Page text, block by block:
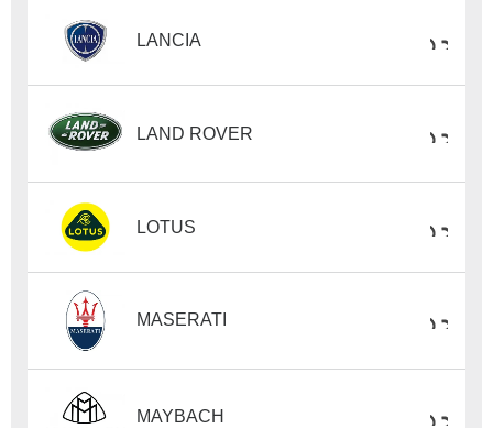
LANCIA
LAND ROVER
LOTUS
MASERATI
MAYBACH